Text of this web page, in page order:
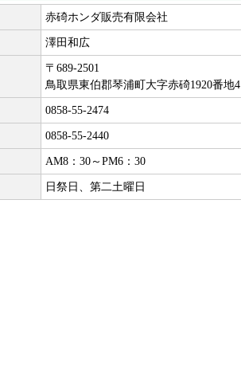
赤碕ホンダ販売有限会社
澤田和広
〒689-2501
鳥取県東伯郡琴浦町大字赤碕1920番地4
0858-55-2474
0858-55-2440
AM8：30～PM6：30
日祭日、第二土曜日